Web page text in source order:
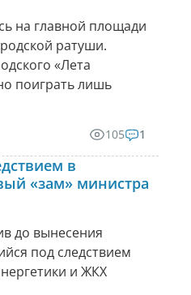
на главной площади
ратуши.
«Лета
поиграть лишь
105 1
в
«зам» министра
до вынесения
под следствием
и ЖКХ